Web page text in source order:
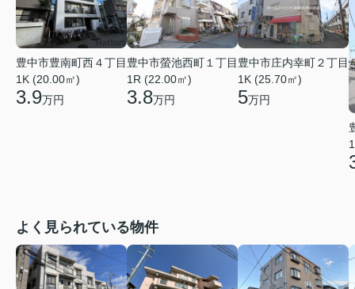
豊中市豊南町西４丁目
1K (20.00㎡)
3.9万円
豊中市螢池西町１丁目
1R (22.00㎡)
3.8万円
豊中市庄内幸町２丁目
1K (25.70㎡)
5万円
よく見られている物件